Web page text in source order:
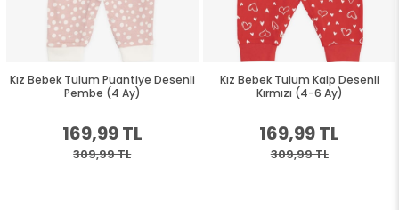
Kız Bebek Tulum Puantiye Desenli
Pembe (4 Ay)
169,99 TL
309,99 TL
Kız Bebek Tulum Kalp Desenli
Kırmızı (4-6 Ay)
169,99 TL
309,99 TL